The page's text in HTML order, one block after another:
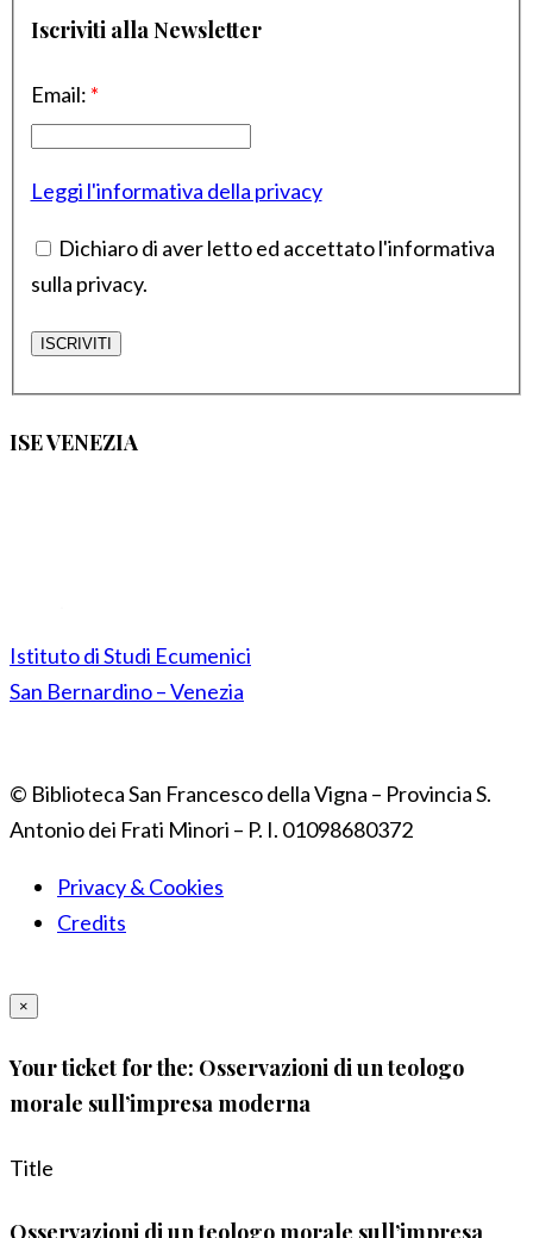
Iscriviti alla Newsletter
Email: *
Leggi l'informativa della privacy
Dichiaro di aver letto ed accettato l'informativa
sulla privacy.
ISE VENEZIA
Istituto di Studi Ecumenici
San Bernardino – Venezia
© Biblioteca San Francesco della Vigna – Provincia S.
Antonio dei Frati Minori – P. I. 01098680372
Privacy & Cookies
Credits
×
Your ticket for the: Osservazioni di un teologo
morale sull’impresa moderna
Title
Osservazioni di un teologo morale sull’impresa